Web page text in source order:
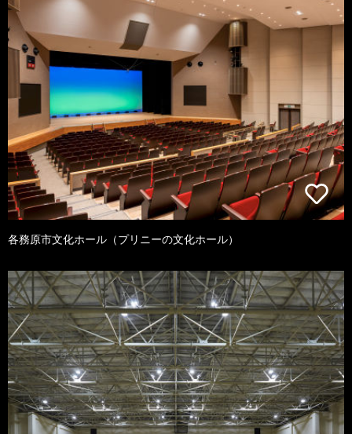
各務原市文化ホール（プリニーの文化ホール）